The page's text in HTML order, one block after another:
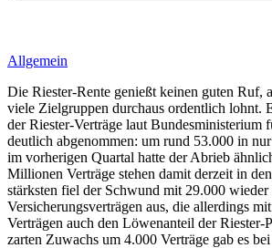
Allgemein
Die Riester-Rente genießt keinen guten Ruf,
viele Zielgruppen durchaus ordentlich lohnt.
der Riester-Verträge laut Bundesministerium
deutlich abgenommen: um rund 53.000 in
im vorherigen Quartal hatte der Abrieb
Millionen Verträge stehen damit derzeit in
stärksten fiel der Schwund mit 29.000 wieder
Versicherungsverträgen aus, die allerdings
Verträgen auch den Löwenanteil der Riester-
zarten Zuwachs um 4.000 Verträge gab es